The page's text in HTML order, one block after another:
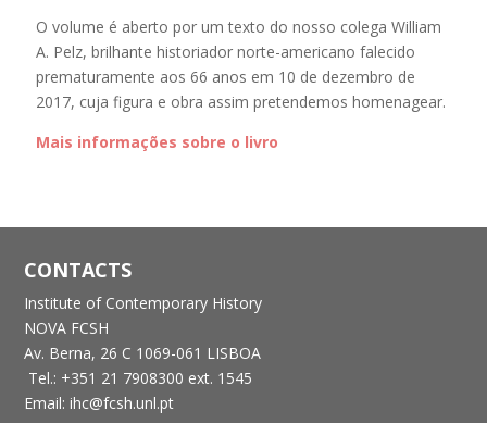
O volume é aberto por um texto do nosso colega William
A. Pelz, brilhante historiador norte-americano falecido
prematuramente aos 66 anos em 10 de dezembro de
2017, cuja figura e obra assim pretendemos homenagear.
Mais informações sobre o livro
CONTACTS
Institute of Contemporary History
NOVA FCSH
Av. Berna, 26 C 1069-061 LISBOA
Tel.: +351 21 7908300 ext. 1545
Email: ihc@fcsh.unl.pt